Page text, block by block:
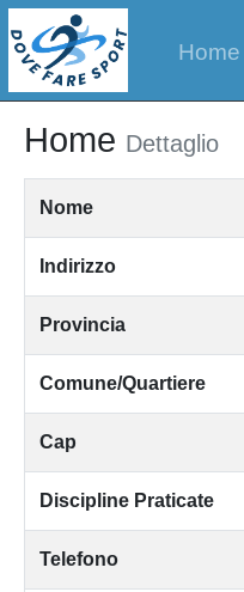
Home
Home Dettaglio
Nome
Indirizzo
Provincia
Comune/Quartiere
Cap
Discipline Praticate
Telefono